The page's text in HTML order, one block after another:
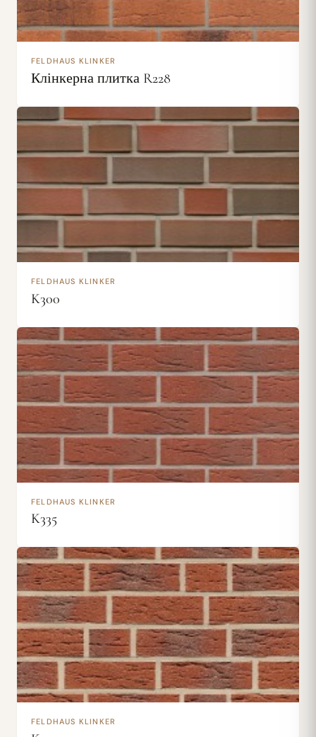
FELDHAUS KLINKER
Клінкерна плитка R228
FELDHAUS KLINKER
K300
FELDHAUS KLINKER
K335
FELDHAUS KLINKER